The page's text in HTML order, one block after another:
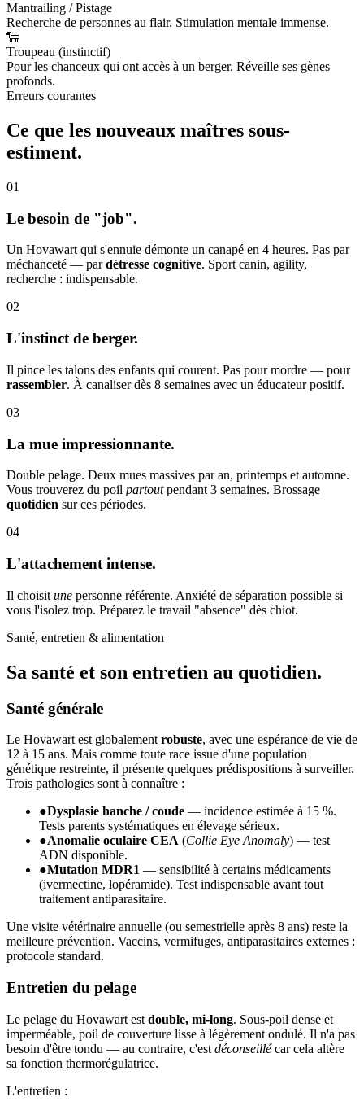
Mantrailing / Pistage
Recherche de personnes au flair. Stimulation mentale immense.
🐑
Troupeau (instinctif)
Pour les chanceux qui ont accès à un berger. Réveille ses gènes
profonds.
Erreurs courantes
Ce que les nouveaux maîtres sous-
estiment.
01
Le besoin de "job".
Un Hovawart qui s'ennuie démonte un canapé en 4 heures. Pas par
méchanceté — pardétresse cognitive. Sport canin, agility,
recherche : indispensable.
02
L'instinct de berger.
Il pince les talons des enfants qui courent. Pas pour mordre — pour
rassembler. À canaliser dès 8 semaines avec un éducateur positif.
03
La mue impressionnante.
Double pelage. Deux mues massives par an, printemps et automne.
Vous trouverez du poil partoutpendant 3 semaines. Brossage
quotidien sur ces périodes.
04
L'attachement intense.
Il choisit une personne référente. Anxiété de séparation possible si
vous l'isolez trop. Préparez le travail "absence" dès chiot.
Santé, entretien & alimentation
Sa santé et son entretien au quotidien.
Santé générale
Le Hovawart est globalement robuste, avec une espérance de vie de
12 à 15 ans. Mais comme toute race issue d'une population
génétique restreinte, il présente quelques prédispositions à surveiller.
Trois pathologies sont à connaître :
●Dysplasie hanche / coude — incidence estimée à 15 %.
Tests parents systématiques en élevage sérieux.
●Anomalie oculaire CEA (Collie Eye Anomaly) — test
ADN disponible.
●Mutation MDR1 — sensibilité à certains médicaments
(ivermectine, lopéramide). Test indispensable avant tout
traitement antiparasitaire.
Une visite vétérinaire annuelle (ou semestrielle après 8 ans) reste la
meilleure prévention. Vaccins, vermifuges, antiparasitaires externes :
protocole standard.
Entretien du pelage
Le pelage du Hovawart est double, mi-long. Sous-poil dense et
imperméable, poil de couverture lisse à légèrement ondulé. Il n'a pas
besoin d'être tondu — au contraire, c'est déconseillécar cela altère
sa fonction thermorégulatrice.
L'entretien :